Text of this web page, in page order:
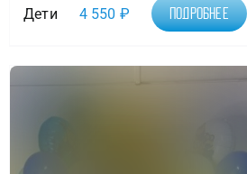
Дети 4 550 ₽ Подробнее